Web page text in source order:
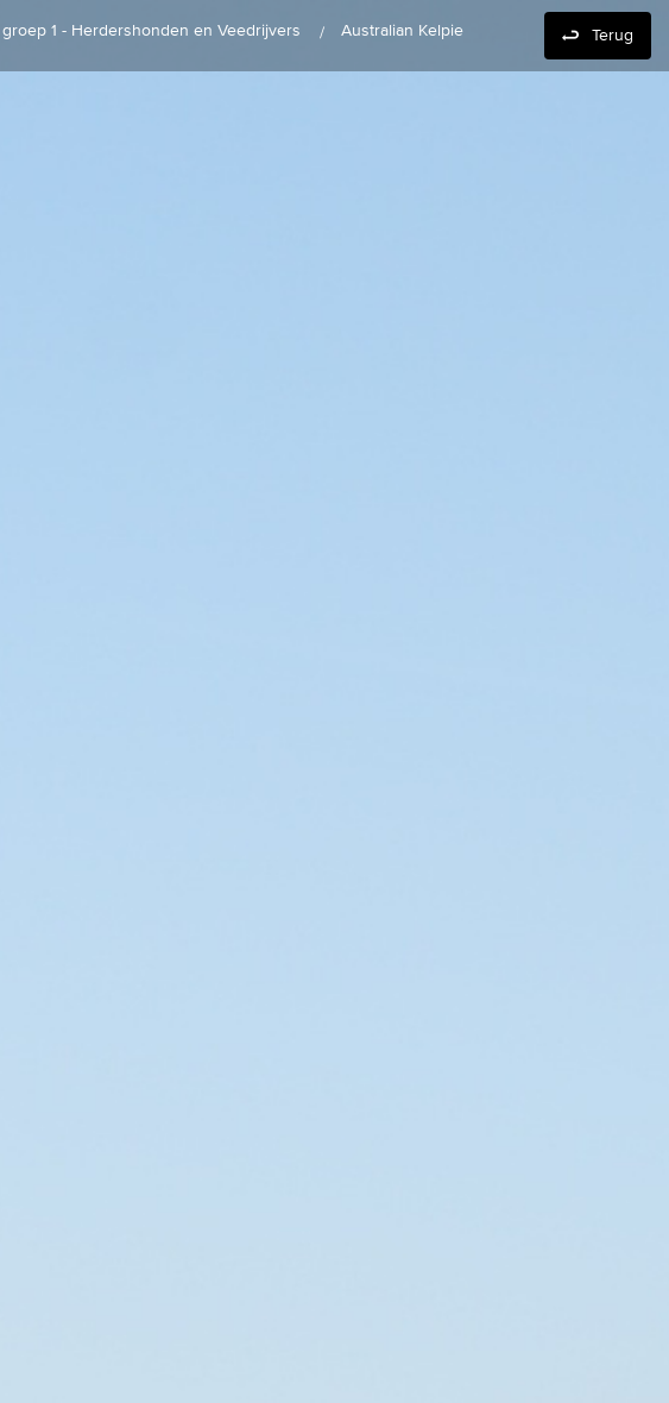
groep 1 - Herdershonden en Veedrijvers Australian Kelpie Terug